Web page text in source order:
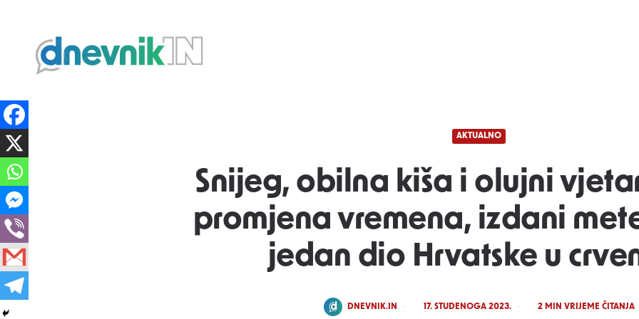
Dnevnik.in
AKTUALNO
Snijeg, obilna kiša i olujni
promjena vremena, izdani
jedan dio Hrvatske u
POSTED
DNEVNIK.IN 17. STUDENOGA 2023. 2MIN VRIJEME ČITANJA